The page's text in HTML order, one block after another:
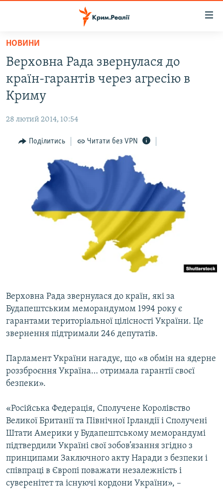
Перейти
основного
матеріалу
Перейти
до
основної
Перейти
ВОДА.КРИМ
ВІДЕО ТА ФОТО
БЛОГИ
ПОГЛЯД
ВСЕ ЗА ДЕНЬ
СПЕЦПРОЕКТИ
ДЕПОРТАЦІЯ
ЯК ОБІЙТИ БЛОКУВАННЯ
Усі сайти RFE/RL
НОВИНИ
Верховна Рада звернулася до
країн-гарантів через агресію в
Криму
28 лютий 2014, 10:54
Поділитись Читати без VPN
Верховна Рада звернулася до країн, які за
Будапештським меморандумом 1994 року є
гарантами територіальної цілісності України. Це
звернення підтримали 246 депутатів.
Парламент України нагадує, що «в обмін на ядерне
роззброєння Україна… отримала гарантії своєї
безпеки».
«Російська Федерація, Сполучене Королівство
Великої Британії та Північної Ірландії і Сполучені
Штати Америки у Будапештському меморандумі
підтвердили Україні свої зобов’язання згідно з
принципами Заключного акту Наради з безпеки і
співпраці в Європі поважати незалежність і
суверенітет та існуючі кордони України», –